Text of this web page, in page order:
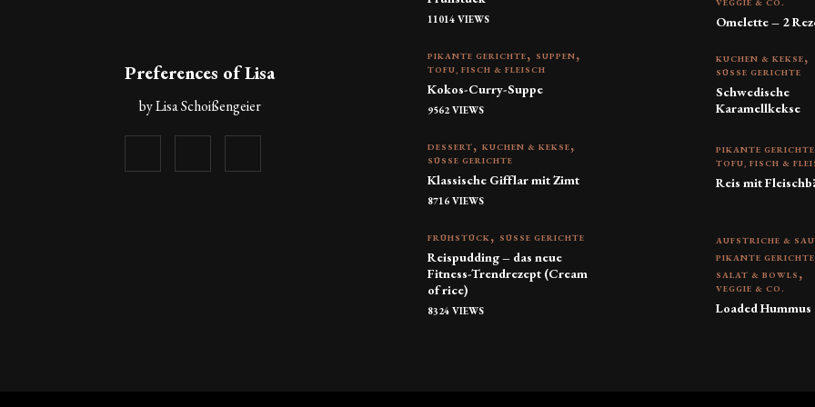
Preferences of Lisa
by Lisa Schoißengeier
11014 VIEWS
PIKANTE GERICHTE
SUPPEN
TOFU, FISCH & FLEISCH
Kokos-Curry-Suppe
9562 VIEWS
DESSERT
KUCHEN & KEKSE
SÜSSE GERICHTE
Klassische Gifflar mit Zimt
8716 VIEWS
FRÜHSTÜCK SÜSSE GERICHTE
Reispudding – das neue
Fitness-Trendrezept (Cream
of rice)
8324 VIEWS
Omelette – 2
KUCHEN & KEKSE
SÜSSE GERICHTE
Schwedische
Karamellkekse
PIKANTE GERICHTE
TOFU, FISCH &
Reis mit
AUFSTRICHE &
PIKANTE GERICHTE
SALAT & BOWLS
VEGGIE & CO.
Loaded Hummus